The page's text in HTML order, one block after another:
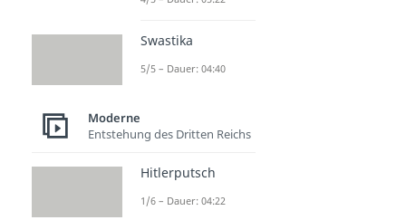
Swastika
5/5 – Dauer: 04:40
Moderne
Entstehung des Dritten Reichs
Hitlerputsch
1/6 – Dauer: 04:22